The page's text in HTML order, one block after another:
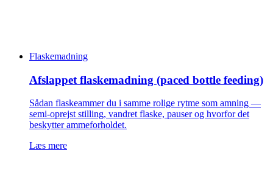
Flaskemadning
Afslappet flaskemadning (paced bottle feeding)
Sådan flaskeammer du i samme rolige rytme som amning —
semi-oprejst stilling, vandret flaske, pauser og hvorfor det
beskytter ammeforholdet.
Læs mere